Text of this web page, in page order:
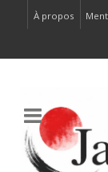
À propos